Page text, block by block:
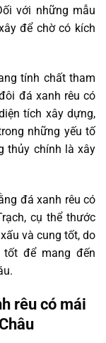
với những mẫu
để chờ có kích
tính chất tham
đá xanh rêu có
tích xây dựng,
những yếu tố
thủy chính là xây
đá xanh rêu có
cụ thể thước
và cung tốt, do
để mang đến
rêu có mái